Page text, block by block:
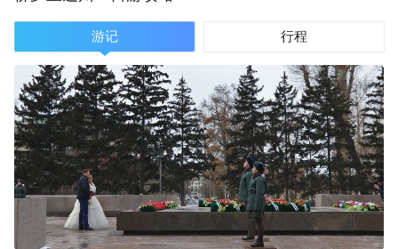
游记 行程